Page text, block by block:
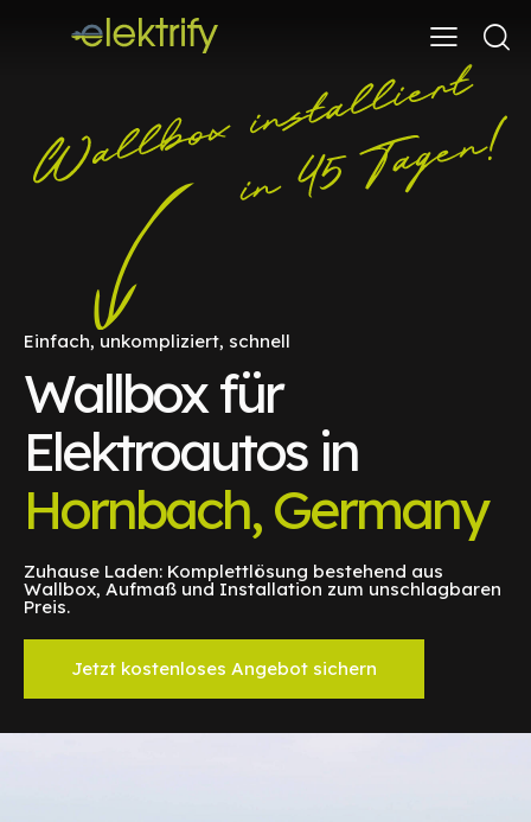
Einfach, unkompliziert, schnell
Wallbox für
Elektroautos in
Hornbach, Germany
Zuhause Laden: Komplettlösung bestehend aus
Wallbox, Aufmaß und Installation zum unschlagbaren
Preis.
Jetzt kostenloses Angebot sichern